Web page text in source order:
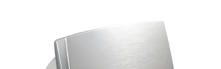
Podlahové kúrenie